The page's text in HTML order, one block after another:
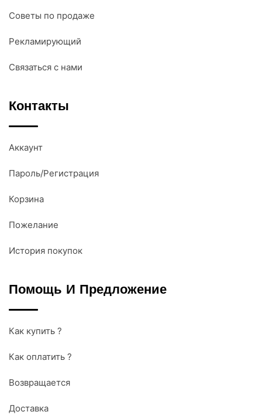
Советы по продаже
Рекламирующий
Связаться с нами
Контакты
Аккаунт
Пароль/Регистрация
Корзина
Пожелание
История покупок
Помощь И Предложение
Как купить ?
Как оплатить ?
Возвращается
Доставка